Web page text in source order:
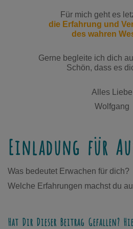
Für mich geht es
die Erfahrung und
des wahren
Gerne begleite ich dich
Schön, dass es
Alles Liebe
Wolfgang
Einladung für
Was bedeutet Erwachen für dich?
Welche Erfahrungen machst du
Hat Dir Dieser Beitrag Gefallen?